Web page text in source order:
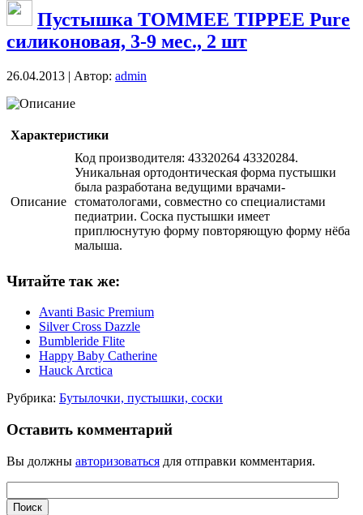
Пустышка TOMMEE TIPPEE Pure
силиконовая, 3-9 мес., 2 шт
26.04.2013 | Автор: admin
Описание
Характеристики
Описание
Код производителя: 43320264 43320284.
Уникальная ортодонтическая форма пустышки
была разработана ведущими врачами-
стоматологами, совместно со специалистами
педиатрии. Соска пустышки имеет
приплюснутую форму повторяющую форму нёба
малыша.
Читайте так же:
Avanti Basic Premium
Silver Cross Dazzle
Bumbleride Flite
Happy Baby Catherine
Hauck Arctica
Рубрика: Бутылочки, пустышки, соски
Оставить комментарий
Вы должны авторизоваться для отправки комментария.